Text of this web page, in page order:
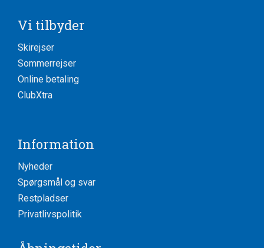
Vi tilbyder
Skirejser
Sommerrejser
Online betaling
ClubXtra
Information
Nyheder
Spørgsmål og svar
Restpladser
Privatlivspolitik